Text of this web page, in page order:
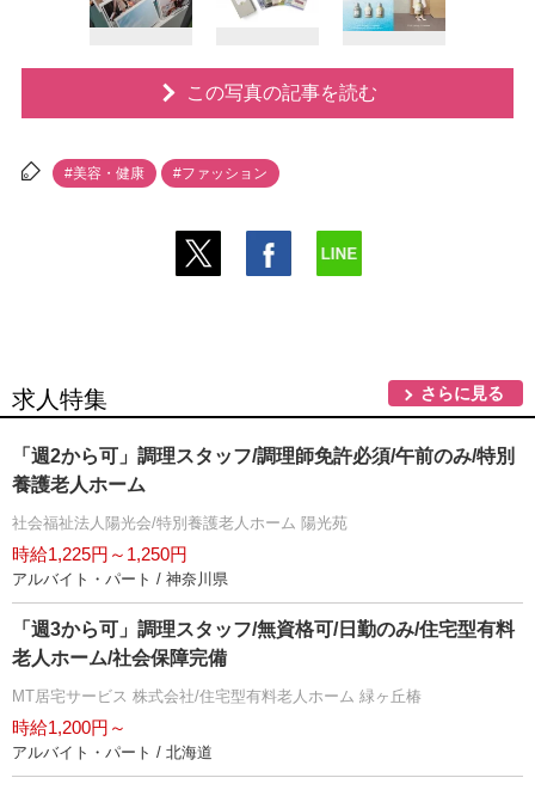
この写真の記事を読む
#美容・健康 #ファッション
求人特集 さらに見る
「週2から可」調理スタッフ/調理師免許必須/午前のみ/特別
養護老人ホーム
社会福祉法人陽光会/特別養護老人ホーム 陽光苑
時給1,225円～1,250円
アルバイト・パート / 神奈川県
「週3から可」調理スタッフ/無資格可/日勤のみ/住宅型有料
老人ホーム/社会保障完備
MT居宅サービス 株式会社/住宅型有料老人ホーム 緑ヶ丘椿
時給1,200円～
アルバイト・パート / 北海道